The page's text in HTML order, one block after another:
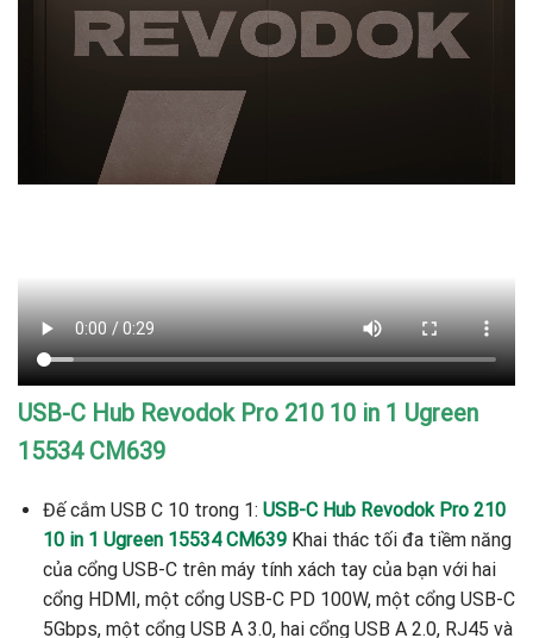
USB-C Hub Revodok Pro 210 10 in 1 Ugreen
15534 CM639
Đế cắm USB C 10 trong 1: USB-C Hub Revodok Pro 210
10 in 1 Ugreen 15534 CM639Khai thác tối đa tiềm năng
của cổng USB-C trên máy tính xách tay của bạn với hai
cổng HDMI, một cổng USB-C PD 100W, một cổng USB-C
5Gbps, một cổng USB A 3.0, hai cổng USB A 2.0, RJ45 và